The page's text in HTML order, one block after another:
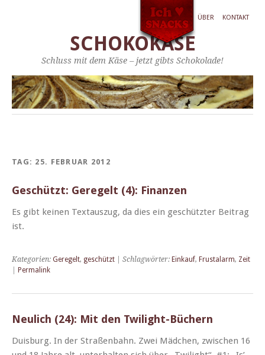
ÜBER KONTAKT
SCHOKOKÄSE
Schluss mit dem Käse – jetzt gibts Schokolade!
TAG: 25. FEBRUAR 2012
Geschützt: Geregelt (4): Finanzen
Es gibt keinen Tex­tauszug, da dies ein geschützter Beitrag
ist.
Kategorien: Geregelt, geschützt | Schlagwörter: Einkauf, Frustalarm, Zeit
Permalink
Neulich (24): Mit den Twilight-Büchern
Duis­burg. In der Straßen­bahn. Zwei Mäd­chen, zwis­chen 16